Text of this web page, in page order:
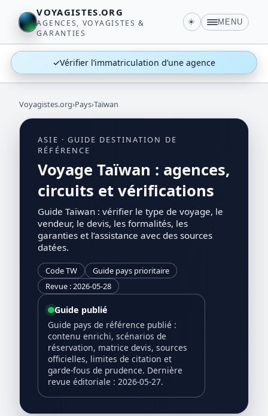
VOYAGISTES.ORG
AGENCES, VOYAGISTES &
GARANTIES
☀️ MENU
✓Vérifier l’immatriculation d’une agence
Voyagistes.org›Pays›Taïwan
ASIE · GUIDE DESTINATION DE
RÉFÉRENCE
Voyage Taïwan : agences,
circuits et vérifications
Guide Taïwan : vérifier le type de voyage, le
vendeur, le devis, les formalités, les
garanties et l’assistance avec des sources
datées.
Code TW
Guide pays prioritaire
Revue : 2026-05-28
Guide publié
Guide pays de référence publié :
contenu enrichi, scénarios de
réservation, matrice devis, sources
officielles, limites de citation et
garde-fous de prudence. Dernière
revue éditoriale : 2026-05-27.